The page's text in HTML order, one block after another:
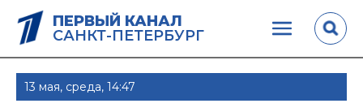
ПЕРВЫЙ КАНАЛ
САНКТ-ПЕТЕРБУРГ
13 мая, среда, 14:47